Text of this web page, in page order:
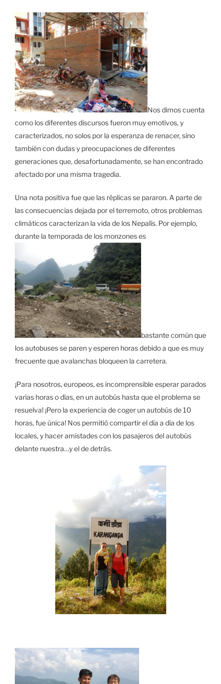
Nos dimos cuenta
como los diferentes discursos fueron muy emotivos, y
caracterizados, no solos por la esperanza de renacer, sino
también con dudas y preocupaciones de diferentes
generaciones que, desafortunadamente, se han encontrado
afectado por una misma tragedia.
Una nota positiva fue que las réplicas se pararon. A parte de
las consecuencias dejada por el terremoto, otros problemas
climáticos caracterizan la vida de los Nepalís. Por ejemplo,
durante la temporada de los monzones es
bastante común que
los autobuses se paren y esperen horas debido a que es muy
frecuente que avalanchas bloqueen la carretera.
¡Para nosotros, europeos, es incomprensible esperar parados
varias horas o días, en un autobús hasta que el problema se
resuelva! ¡Pero la experiencia de coger un autobús de 10
horas, fue única! Nos permitió compartir el día a día de los
locales, y hacer amistades con los pasajeros del autobús
delante nuestra…y el de detrás.